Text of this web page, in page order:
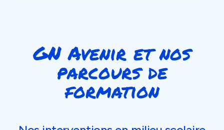
GN Avenir et nos
parcours de
formation